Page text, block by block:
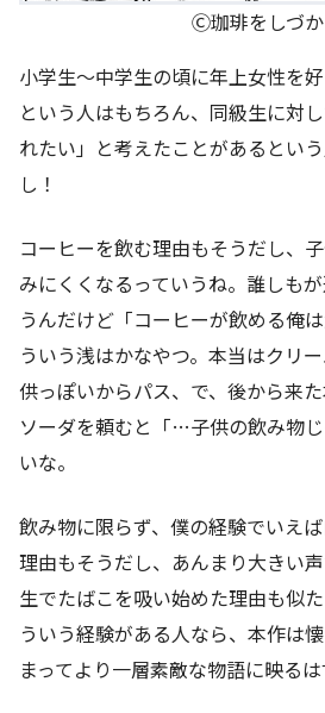
Ⓒ珈琲をしづ
小学生～中学生の頃に年上女性を
という人はもちろん、同級生に対
れたい」と考えたことがあるとい
し！
コーヒーを飲む理由もそうだし、
みにくくなるっていうね。誰しも
うんだけど「コーヒーが飲める俺
ういう浅はかなやつ。本当はクリ
供っぽいからパス、で、後から来
ソーダを頼むと「…子供の飲み物
いな。
飲み物に限らず、僕の経験でいえ
理由もそうだし、あんまり大きい
生でたばこを吸い始めた理由も似
ういう経験がある人なら、本作は
まってより一層素敵な物語に映るは